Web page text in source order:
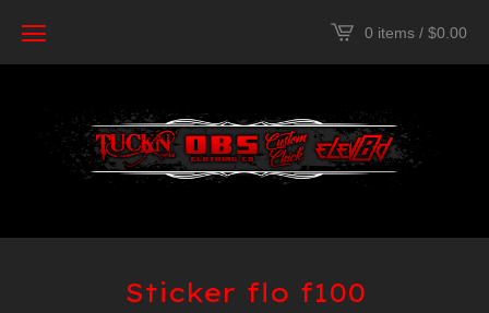
0 items / $0.00
Sticker flo f100